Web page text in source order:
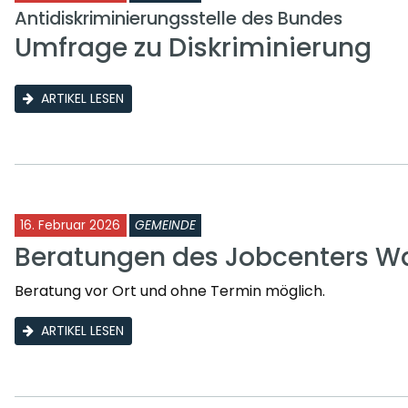
Antidiskriminierungsstelle des Bundes
Umfrage zu Diskriminierung
ARTIKEL LESEN
16. Februar 2026 GEMEINDE
Beratungen des Jobcenters
Beratung vor Ort und ohne Termin möglich.
ARTIKEL LESEN